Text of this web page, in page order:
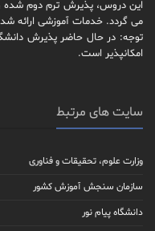
می گردد. خدمات آموزشی ارائه
توجه: در حال حاضر پذیرش
امکانپذیر است.
سایت های مرتبط
وزارت علوم، تحقیقات و فناوری
سازمان سنجش آموزش کشور
دانشگاه پیام نور